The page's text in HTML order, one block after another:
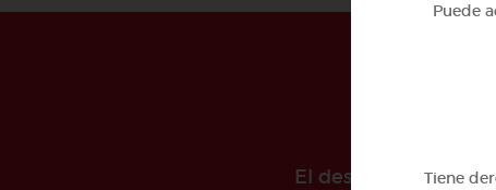
El desarollo de
Puede
Tiene